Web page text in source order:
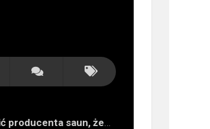
Jak sprawdzić producenta saun, żeby projekt miał sens na lata